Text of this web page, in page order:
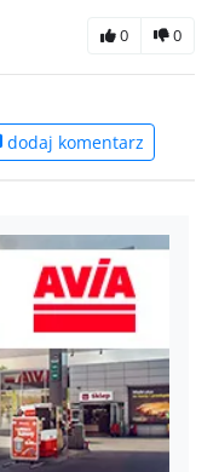
0 0
dodaj komentarz